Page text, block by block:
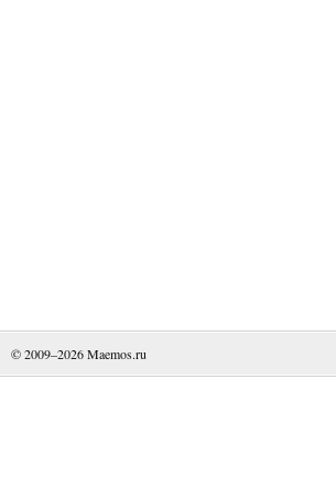
© 2009–2026Maemos.ru